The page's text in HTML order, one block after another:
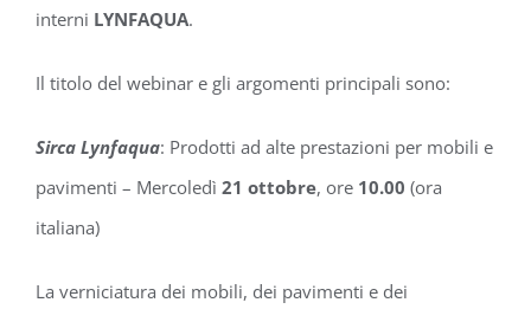
interni LYNFAQUA.
Il titolo del webinar e gli argomenti principali sono:
Sirca Lynfaqua: Prodotti ad alte prestazioni per mobili e
pavimenti – Mercoledì 21 ottobre, ore 10.00 (ora
italiana)
La verniciatura dei mobili, dei pavimenti e dei